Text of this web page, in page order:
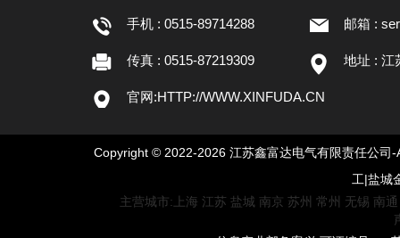
手机 : 0515-89714288 邮箱 :
传真 : 0515-87219309 地址 : 江
官网:HTTP://WWW.XINFUDA.CN
Copyright © 2022-2026 江苏鑫富达电气有限责任公司
工|盐城
主营城市: 上海 江苏 盐城 南京 苏州 常州 无锡 南通